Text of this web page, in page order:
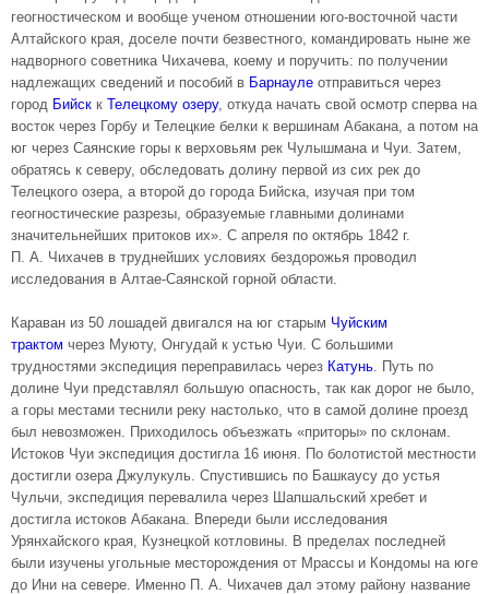
геогностическом и вообще ученом отношении юго-восточной части
Алтайского края, доселе почти безвестного, командировать ныне же
надворного советника Чихачева, коему и поручить: по получении
надлежащих сведений и пособий в Барнауле отправиться через
город Бийск к Телецкому озеру, откуда начать свой осмотр сперва на
восток через Горбу и Телецкие белки к вершинам Абакана, а потом на
юг через Саянские горы к верховьям рек Чулышмана и Чуи. Затем,
обратясь к северу, обследовать долину первой из сих рек до
Телецкого озера, а второй до города Бийска, изучая при том
геогностические разрезы, образуемые главными долинами
значительнейших притоков их». С апреля по октябрь 1842 г.
П. А. Чихачев в труднейших условиях бездорожья проводил
исследования в Алтае-Саянской горной области.
Караван из 50 лошадей двигался на юг старым Чуйским
трактом через Муюту, Онгудай к устью Чуи. С большими
трудностями экспедиция переправилась через Катунь . Путь по
долине Чуи представлял большую опасность, так как дорог не было,
а горы местами теснили реку настолько, что в самой долине проезд
был невозможен. Приходилось объезжать «приторы» по склонам.
Истоков Чуи экспедиция достигла 16 июня. По болотистой местности
достигли озера Джулукуль. Спустившись по Башкаусу до устья
Чульчи, экспедиция перевалила через Шапшальский хребет и
достигла истоков Абакана. Впереди были исследования
Урянхайского края, Кузнецкой котловины. В пределах последней
были изучены угольные месторождения от Мрассы и Кондомы на юге
до Ини на севере. Именно П. А. Чихачев дал этому району название